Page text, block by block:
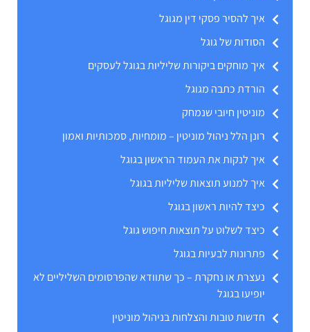
איך להסיר פסקי דין מגוגל
הסודות של גוגל
איך מוחקים ביקורות שליליות בגוגל לעסקים
הורדת כתבה מגוגל
מוניטין חיובי שנמחק
רונן הלל ניהול מוניטין – מומחיות, סמכותיות ואמון
איך לנקות את העמוד הראשון בגוגל
איך למנוע תוצאות שליליות בגוגל
כיצד להיות ראשון בגוגל
כיצד לשלוט על תוצאות חיפוש גוגל
פתרונות לבעיות בגוגל
נעצרת או נחקרת – כך שתוודא שהפרסומים השליליים לא
יופיעו בגוגל
חדשות טובות והצלחות בניהול מוניטין